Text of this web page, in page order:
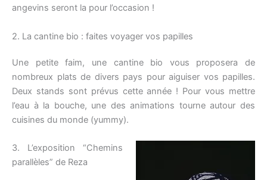
angevins seront la pour l’occasion !
2. La cantine bio : faites voyager vos papilles
Une petite faim, une cantine bio vous proposera de
nombreux plats de divers pays pour aiguiser vos papilles.
Deux stands sont prévus cette année ! Pour vous mettre
l’eau à la bouche, une des animations tourne autour des
cuisines du monde (yummy).
3. L’exposition “Chemins
parallèles” de Reza